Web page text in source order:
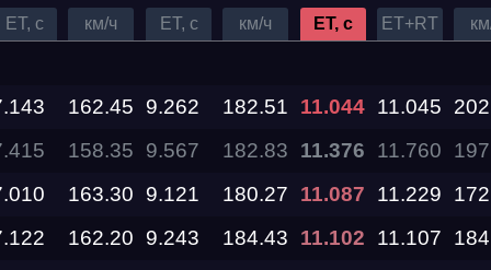
Дата проведения
04.10.2026
12.09.2026 —
ET, c км/ч ET, c км/ч ET, c ET+RT
162.45 9.262 182.51 11.044 11.045
158.35 9.567 182.83 11.376 11.760
163.30 9.121 180.27 11.087 11.229
162.20 9.243 184.43 11.102 11.107